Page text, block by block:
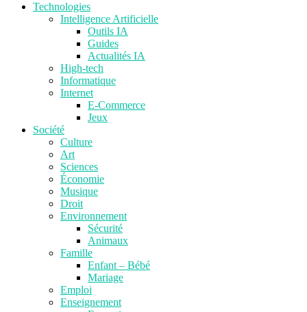
Technologies
Intelligence Artificielle
Outils IA
Guides
Actualités IA
High-tech
Informatique
Internet
E-Commerce
Jeux
Société
Culture
Art
Sciences
Économie
Musique
Droit
Environnement
Sécurité
Animaux
Famille
Enfant – Bébé
Mariage
Emploi
Enseignement